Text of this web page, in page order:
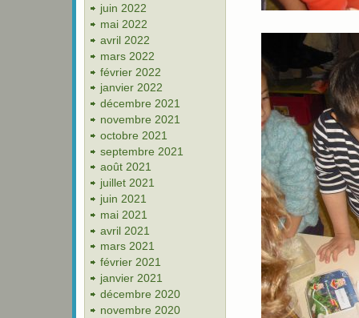
juin 2022
mai 2022
avril 2022
mars 2022
février 2022
janvier 2022
décembre 2021
novembre 2021
octobre 2021
septembre 2021
août 2021
juillet 2021
juin 2021
mai 2021
avril 2021
mars 2021
février 2021
janvier 2021
décembre 2020
novembre 2020